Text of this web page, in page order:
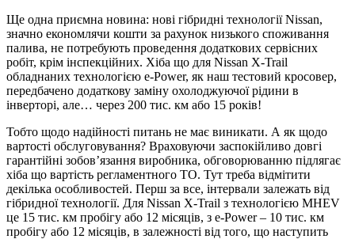
Ще одна приємна новина: нові гібридні технології Nissan,
значно економлячи кошти за рахунок низького споживання
палива, не потребують проведення додаткових сервісних
робіт, крім інспекційних. Хіба що для Nissan X-Trail
обладнаних технологією e-Power, як наш тестовий кросовер,
передбачено додаткову заміну охолоджуючої рідини в
інверторі, але… через 200 тис. км або 15 років!
Тобто щодо надійності питань не має виникати. А як щодо
вартості обслуговування? Враховуючи заспокійливо довгі
гарантійні зобов’язання виробника, обговорюванню підлягає
хіба що вартість регламентного ТО. Тут треба відмітити
декілька особливостей. Перш за все, інтервали залежать від
гібридної технології. Для Nissan X-Trail з технологією MHEV
це 15 тис. км пробігу або 12 місяців, з e-Power – 10 тис. км
пробігу або 12 місяців, в залежності від того, що наступить